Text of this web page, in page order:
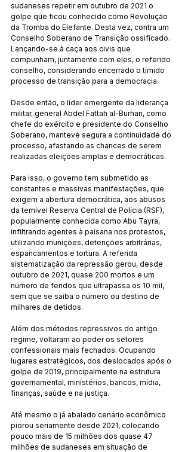
sudaneses repetir em outubro de 2021 o
golpe que ficou conhecido como Revolução
da Tromba do Elefante. Desta vez, contra um
Conselho Soberano de Transição ossificado.
Lançando-se à caça aos civis que
compunham, juntamente com eles, o referido
conselho, considerando encerrado o tímido
processo de transição para a democracia.
Desde então, o líder emergente da liderança
militar, general Abdel Fattah al-Burhan, como
chefe do exército e presidente do Conselho
Soberano, manteve segura a continuidade do
processo, afastando as chances de serem
realizadas eleições amplas e democráticas.
Para isso, o governo tem submetido as
constantes e massivas manifestações, que
exigem a abertura democrática, aos abusos
da temível Reserva Central de Polícia (RSF),
popularmente conhecida como Abu Tayra,
infiltrando agentes à paisana nos protestos,
utilizando munições, detenções arbitrárias,
espancamentos e tortura. A referida
sistematização da repressão gerou, desde
outubro de 2021, quase 200 mortos e um
número de feridos que ultrapassa os 10 mil,
sem que se saiba o número ou destino de
milhares de detidos.
Além dos métodos repressivos do antigo
regime, voltaram ao poder os setores
confessionais mais fechados. Ocupando
lugares estratégicos, dos deslocados após o
golpe de 2019, principalmente na estrutura
governamental, ministérios, bancos, mídia,
finanças, saúde e na justiça.
Até mesmo o já abalado cenário econômico
piorou seriamente desde 2021, colocando
pouco mais de 15 milhões dos quase 47
milhões de sudaneses em situação de